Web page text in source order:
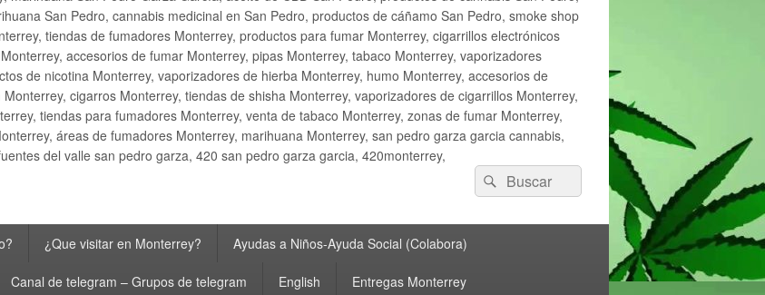
San Pedro, cannabis medicinal en San Pedro, productos de cáñamo San Pedro, smoke shop
tiendas de fumadores Monterrey, productos para fumar Monterrey, cigarrillos electrónicos
accesorios de fumar Monterrey, pipas Monterrey, tabaco Monterrey, vaporizadores
de nicotina Monterrey, vaporizadores de hierba Monterrey, humo Monterrey, accesorios de
cigarros Monterrey, tiendas de shisha Monterrey, vaporizadores de cigarrillos Monterrey,
tiendas para fumadores Monterrey, venta de tabaco Monterrey, zonas de fumar Monterrey,
áreas de fumadores Monterrey, marihuana Monterrey, san pedro garza garcia cannabis,
del valle san pedro garza, 420 san pedro garza garcia, 420monterrey,
Buscar
por:
Buscar
¿Que visitar en Monterrey? Ayudas a Niños-Ayuda Social (Colabora)
Canal de telegram – Grupos de telegram English Entregas Monterrey